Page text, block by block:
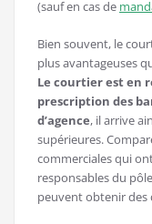
(sauf en cas de
Bien souvent, le
plus avantageuses
Le courtier est en
prescription des
d’agence, il arrive
supérieures.
commerciales qui
responsables du
peuvent obtenir des